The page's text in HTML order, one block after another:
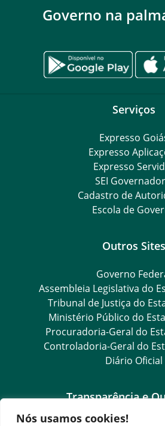
Nós usamos cookies!
Governo na
Serviços
Expresso
Expresso
Expresso
SEI
Cadastro de
Escola de
Outros Sites
Governo
Assembleia Legislativa do
Tribunal de Justiça do
Ministério Público do
Procuradoria-Geral do
Controladoria-Geral do
Diário Oficial
Transparência e